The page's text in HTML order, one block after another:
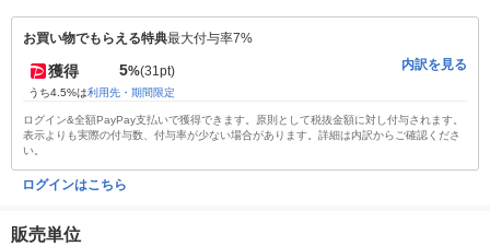
お買い物でもらえる特典最大付与率7%
獲得 5%(31pt)
うち4.5%は利用先・期間限定
内訳を見る
ログイン&全額PayPay支払いで獲得できます。原則として税抜金額に対し付与されます。
表示よりも実際の付与数、付与率が少ない場合があります。詳細は内訳からご確認くださ
い。
ログインはこちら
販売単位